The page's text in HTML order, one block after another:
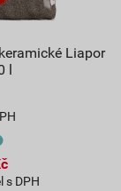
Liapor
s DPH